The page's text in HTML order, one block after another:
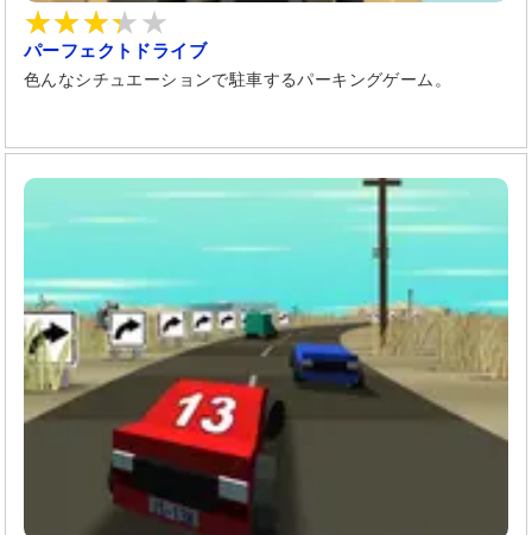
パーフェクトドライブ
色んなシチュエーションで駐車するパーキングゲーム。